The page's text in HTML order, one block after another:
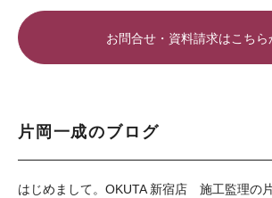
お問合せ・資料請求はこちら
片岡一成のブログ
はじめまして。OKUTA 新宿店 施工監理の